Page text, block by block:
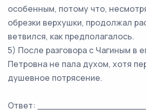
особенным, потому что,
обрезки верхушки, продолжал
ветвился, как предполагалось.
5) После разговора с Чагиным в
Петровна не пала духом, хотя
душевное потрясение.
Ответ: